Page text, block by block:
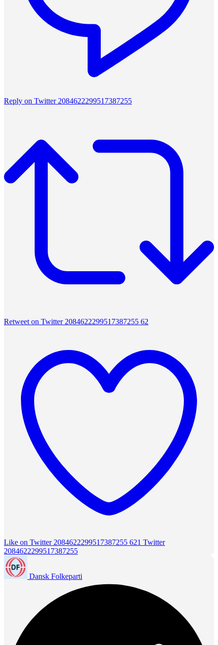
Reply on Twitter 2084622299517387255
Retweet on Twitter 2084622299517387255 62
Like on Twitter 2084622299517387255 621 Twitter
2084622299517387255
Dansk Folkeparti